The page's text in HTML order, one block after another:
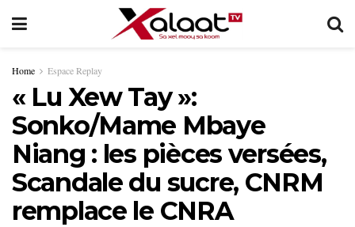
Home Espace Replay
« Lu Xew Tay »:
Sonko/Mame Mbaye
Niang : les pièces versées,
Scandale du sucre, CNRM
remplace le CNRA